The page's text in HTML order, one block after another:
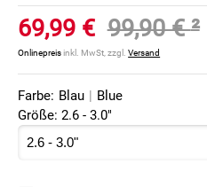
69,99 € 99,90 €²
Onlinepreisinkl. MwSt, zzgl.Versand
Farbe: Blau | Blue
Größe: 2.6 - 3.0"